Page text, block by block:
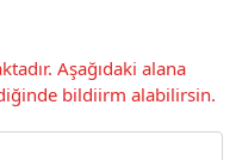
Aşağıdaki alana
bildiirm alabilirsin.